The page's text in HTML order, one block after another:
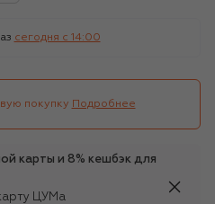
сегодня c 14:00
покупку Подробнее
карты и 8% кешбэк для
ЦУМа